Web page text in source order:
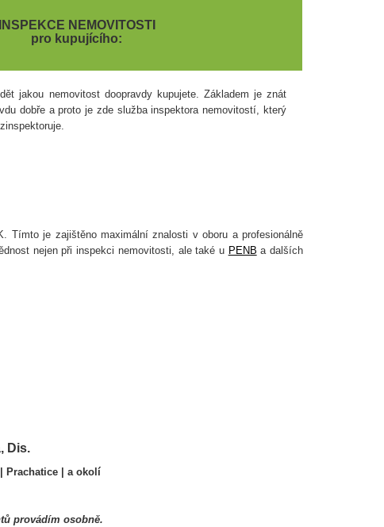
INSPEKCE NEMOVITOSTI
pro kupujícího:
jakou nemovitost doopravdy kupujete. Základem je znát
dobře a proto je zde služba inspektora nemovitostí, který
Tímto je zajištěno maximální znalosti v oboru a profesionálně
nejen při inspekci nemovitosti, ale také u PENB a dalších
Dis.
Prachatice | a okolí
provádím osobně.